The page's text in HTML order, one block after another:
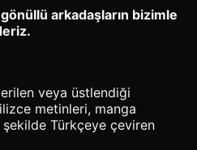
gönüllü arkadaşların bizimle
veya üstlendiği
metinleri, manga
şekilde Türkçeye çeviren